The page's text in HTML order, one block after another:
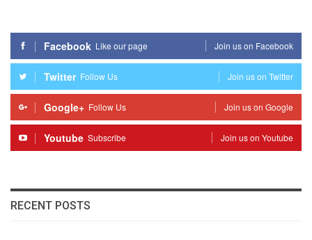
Facebook Like our page Join us on Facebook
Twitter Follow Us Join us on Twitter
Google+ Follow Us Join us on Google
Youtube Subscribe Join us on Youtube
RECENT POSTS